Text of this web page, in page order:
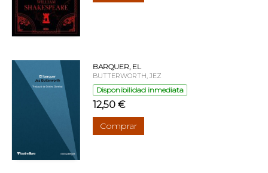
BARQUER, EL
BUTTERWORTH, JEZ
Disponibilidad inmediata
12,50 €
Comprar